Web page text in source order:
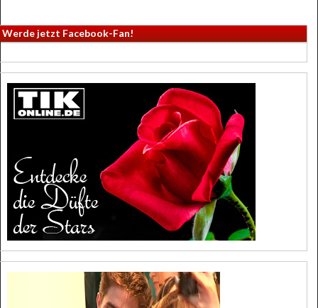
Werde jetzt Facebook-Fan!